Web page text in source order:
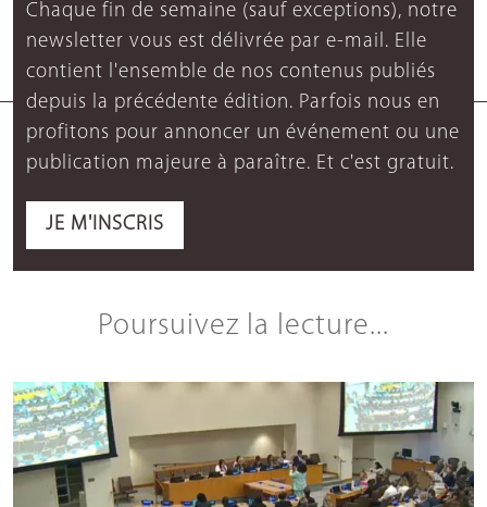
Chaque fin de semaine (sauf exceptions), notre
newsletter vous est délivrée par e-mail. Elle
contient l'ensemble de nos contenus publiés
depuis la précédente édition. Parfois nous en
profitons pour annoncer un événement ou une
publication majeure à paraître. Et c'est gratuit.
JE M'INSCRIS
Poursuivez la lecture...